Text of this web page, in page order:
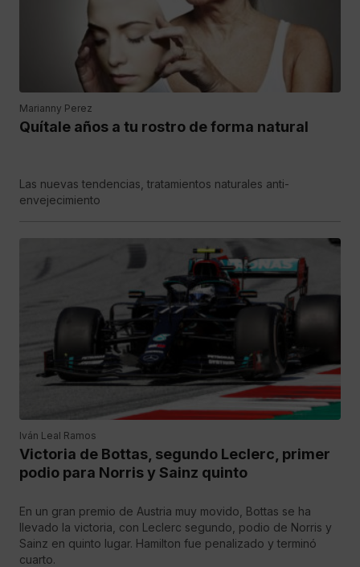
Marianny Perez
Quítale años a tu rostro de forma natural
Las nuevas tendencias, tratamientos naturales anti-
envejecimiento
Iván Leal Ramos
Victoria de Bottas, segundo Leclerc, primer
podio para Norris y Sainz quinto
En un gran premio de Austria muy movido, Bottas se ha
llevado la victoria, con Leclerc segundo, podio de Norris y
Sainz en quinto lugar. Hamilton fue penalizado y terminó
cuarto.